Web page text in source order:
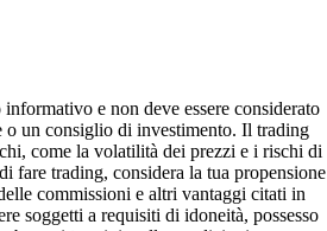
e non deve essere considerato
o un consiglio di investimento. Il trading
come la volatilità dei prezzi e i rischi di
fare trading, considera la tua propensione
commissioni e altri vantaggi citati in
soggetti a requisiti di idoneità, possesso